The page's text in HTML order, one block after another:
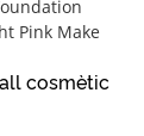
cosmètic